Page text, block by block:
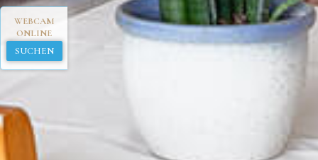
WEBCAM
ONLINE
SUCHEN